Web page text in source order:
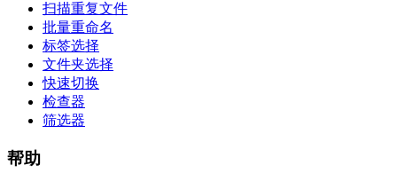
扫描重复文件
批量重命名
标签选择
文件夹选择
快速切换
检查器
筛选器
帮助